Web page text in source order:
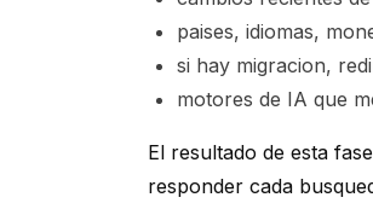
paises, idiomas,
si hay migracion,
motores de IA que
El resultado de esta
responder cada